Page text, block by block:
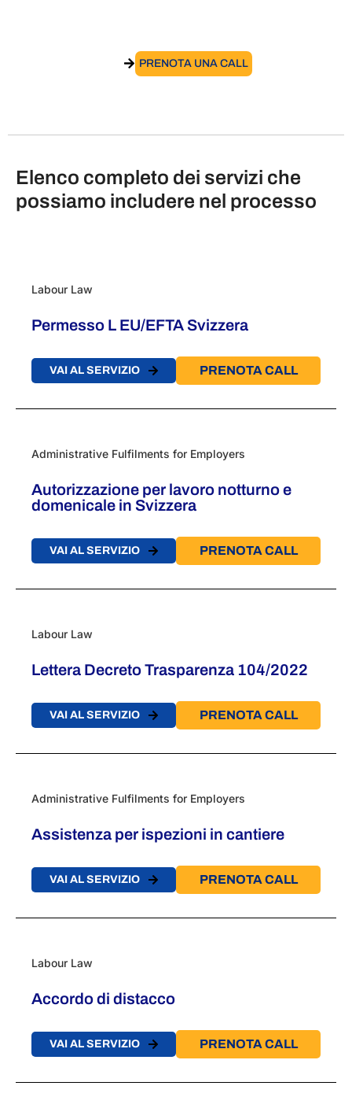
PRENOTA UNA CALL
Elenco completo dei servizi che
possiamo includere nel processo
Labour Law
Permesso L EU/EFTA Svizzera
VAI AL SERVIZIO PRENOTA CALL
Administrative Fulfilments for Employers
Autorizzazione per lavoro notturno e
domenicale in Svizzera
VAI AL SERVIZIO PRENOTA CALL
Labour Law
Lettera Decreto Trasparenza 104/2022
VAI AL SERVIZIO PRENOTA CALL
Administrative Fulfilments for Employers
Assistenza per ispezioni in cantiere
VAI AL SERVIZIO PRENOTA CALL
Labour Law
Accordo di distacco
VAI AL SERVIZIO PRENOTA CALL